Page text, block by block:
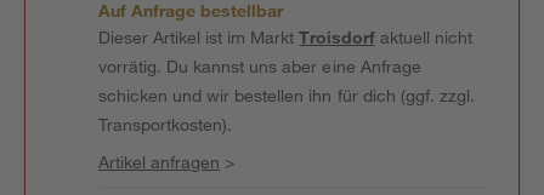
Auf Anfrage bestellbar
Dieser Artikel ist im MarktTroisdorfaktuell nicht
vorrätig. Du kannst uns aber eine Anfrage
schicken und wir bestellen ihn für dich (ggf. zzgl.
Transportkosten).
Artikel anfragen >